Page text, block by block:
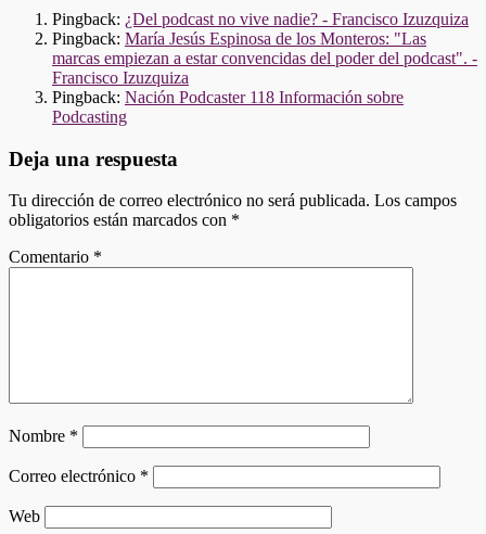
Pingback: ¿Del podcast no vive nadie? - Francisco Izuzquiza
Pingback: María Jesús Espinosa de los Monteros: "Las
marcas empiezan a estar convencidas del poder del podcast". -
Francisco Izuzquiza
Pingback: Nación Podcaster 118 Información sobre
Podcasting
Deja una respuesta
Tu dirección de correo electrónico no será publicada. Los campos
obligatorios están marcados con *
Comentario *
Nombre *
Correo electrónico *
Web